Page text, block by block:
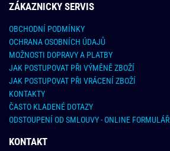
ZÁKAZNICKY SERVIS
OBCHODNÍ PODMÍNKY
OCHRANA OSOBNÍCH ÚDAJŮ
MOŽNOSTI DOPRAVY A PLATBY
JAK POSTUPOVAT PŘI VÝMĚNĚ ZBOŽÍ
JAK POSTUPOVAT PŘI VRÁCENÍ ZBOŽÍ
KONTAKTY
ČASTO KLADENÉ DOTAZY
ODSTOUPENÍ OD SMLOUVY - ONLINE FORMULÁŘ
KONTAKT